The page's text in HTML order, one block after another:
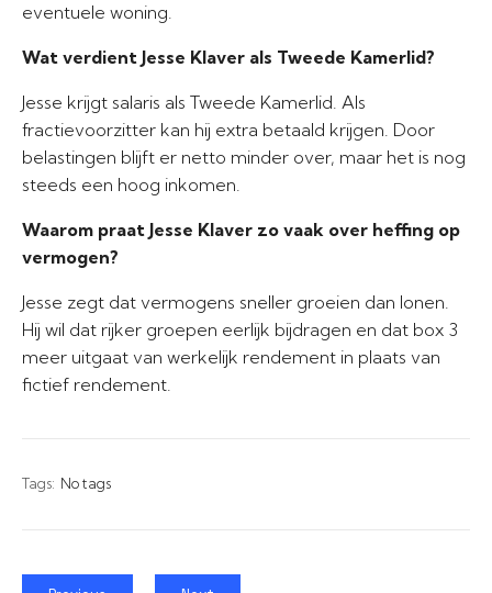
eventuele woning.
Wat verdient Jesse Klaver als Tweede Kamerlid?
Jesse krijgt salaris als Tweede Kamerlid. Als
fractievoorzitter kan hij extra betaald krijgen. Door
belastingen blijft er netto minder over, maar het is nog
steeds een hoog inkomen.
Waarom praat Jesse Klaver zo vaak over heffing op
vermogen?
Jesse zegt dat vermogens sneller groeien dan lonen.
Hij wil dat rijker groepen eerlijk bijdragen en dat box 3
meer uitgaat van werkelijk rendement in plaats van
fictief rendement.
Tags: No tags